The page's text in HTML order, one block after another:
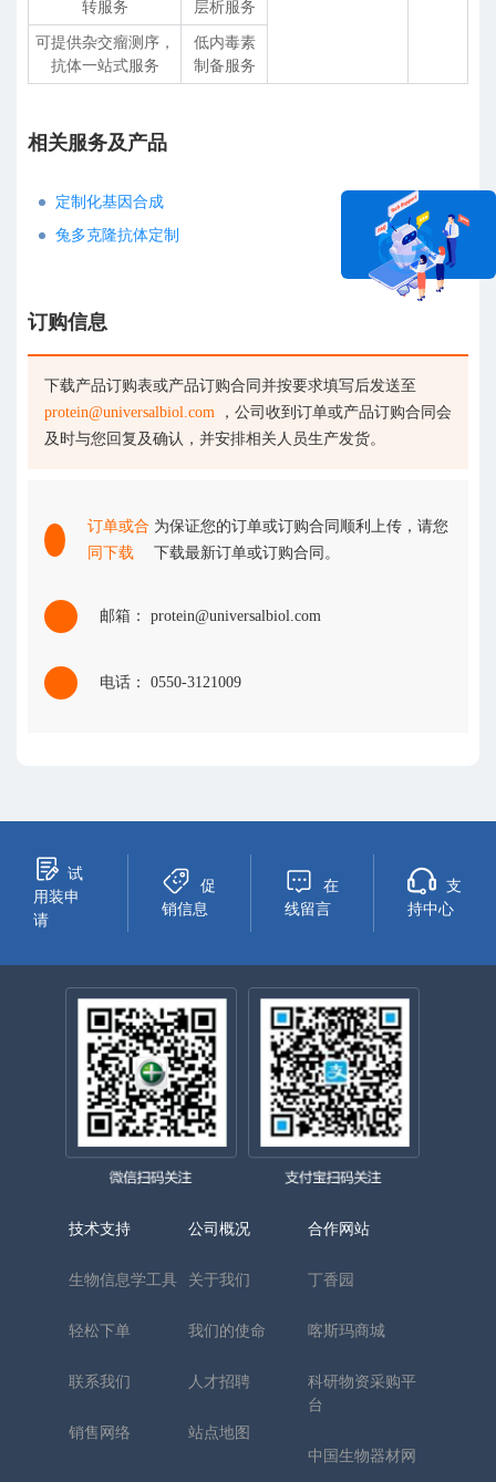
转服务
层析服务
可提供杂交瘤测序，
抗体一站式服务
低内毒素
制备服务
相关服务及产品
定制化基因合成
兔多克隆抗体定制
订购信息
下载产品订购表或产品订购合同并按要求填写后发送至
protein@universalbiol.com ，公司收到订单或产品订购合同会
及时与您回复及确认，并安排相关人员生产发货。
订单或合
同下载
为保证您的订单或订购合同顺利上传，请您
下载最新订单或订购合同。
邮箱： protein@universalbiol.com
电话： 0550-3121009
试
用装申
请
促
销信息
在
线留言
支
持中心
技术支持
生物信息学工具
轻松下单
联系我们
销售网络
公司概况
关于我们
我们的使命
人才招聘
站点地图
合作网站
丁香园
喀斯玛商城
科研物资采购平
台
中国生物器材网